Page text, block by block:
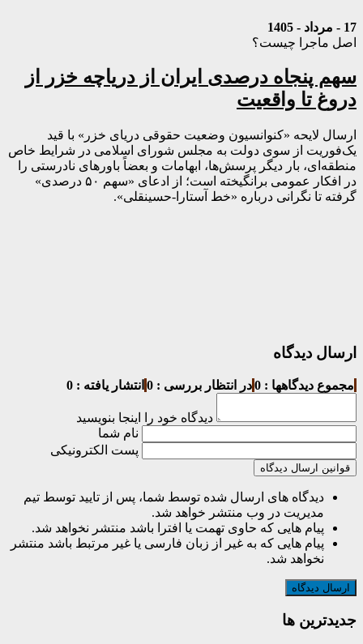
17 - مرداد - 1405
اصل ماجرا چیست؟
سهم پنجاه درصدی ایران از دریاچه خزر از
دروغ تا واقعیت
ارسال لایحه «کنوانسیون وضعیت حقوقی دریای خزر» با قید
یک‌فوریت از سوی دولت به مجلس شورای اسلامی در شرایط خاص
منطقه‌ای، بار دیگر پرسش‌ها، ابهامات و بعضاً باورهای نادرستی را
در افکار عمومی برانگیخته است؛ از ادعای «سهم ۵۰ درصدی»
گرفته تا نگرانی درباره «خط آستارا-حسینقلی».
ارسال دیدگاه
مجموع دیدگاهها : 0 در انتظار بررسی : 0 انتشار یافته : 0
دیدگاه خود را اینجا بنویسید
نام شما
پست الکترونیکی
قوانین ارسال دیدگاه
دیدگاه های ارسال شده توسط شما، پس از تایید توسط تیم
مدیریت در وب منتشر خواهد شد.
پیام هایی که حاوی تهمت یا افترا باشد منتشر نخواهد شد.
پیام هایی که به غیر از زبان فارسی یا غیر مرتبط باشد منتشر
نخواهد شد.
جديدترين ها